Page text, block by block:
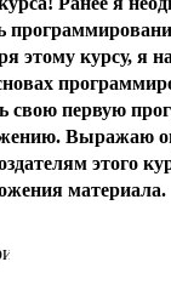
этому курсу, я
свою первую
Выражаю
этого
материала.